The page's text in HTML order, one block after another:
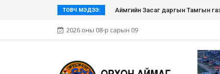
ТОВЧ МЭДЭЭ: Аймгийн Засаг даргын Тамгын
2026 оны 08-р сарын 09